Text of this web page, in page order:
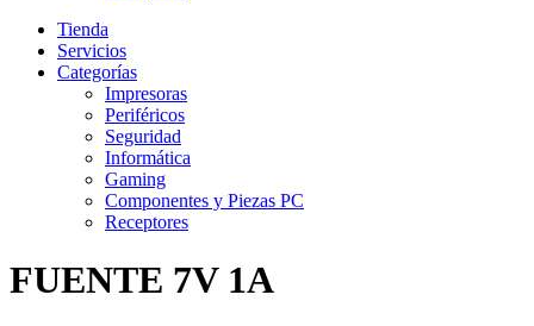
Tienda
Servicios
Categorías
Impresoras
Periféricos
Seguridad
Informática
Gaming
Componentes y Piezas PC
Receptores
FUENTE 7V 1A